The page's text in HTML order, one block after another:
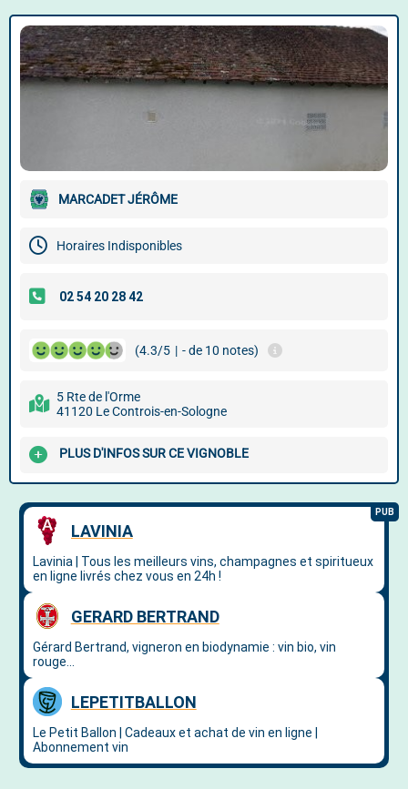
MARCADET JÉRÔME
Horaires Indisponibles
(4.3/5 | - de 10 notes)
5 Rte de l'Orme
41120 Le Controis-en-Sologne
PLUS D'INFOS SUR CE VIGNOBLE